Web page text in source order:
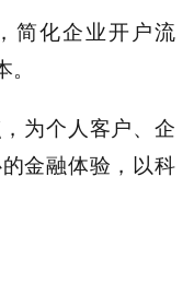
简化企业开户流
为个人客户、企
金融体验，以科